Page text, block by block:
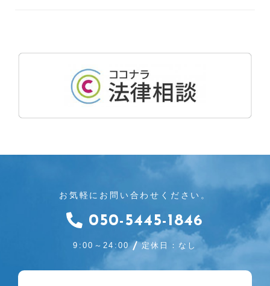
お気軽にお問い合わせください。
050-5445-1846
9:00～24:00 定休日：なし